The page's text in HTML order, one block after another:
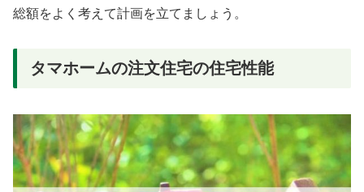
総額をよく考えて計画を立てましょう。
タマホームの注文住宅の住宅性能